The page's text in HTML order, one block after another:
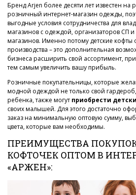
Бренд Arjen более десяти лет известен на
розничный интернет-магазин одежды,
выгодные условия сотрудничества для
магазинов с одеждой, организаторов СП и
магазинов. Именно потому детские кофты
производства – это дополнительная
бизнеса расширить свой ассортимент,
тем самым увеличить вашу прибыль.
Розничные покупательницы, которые
модной одеждой не только свой
ребенка, также могут приобрести
своих малышей. Для этого достаточно
заказ на минимальную оптовую сумму,
цвета, которые вам необходимы.
ПРЕИМУЩЕСТВА
КОФТОЧЕК ОПТОМ В
«АРЖЕН»: